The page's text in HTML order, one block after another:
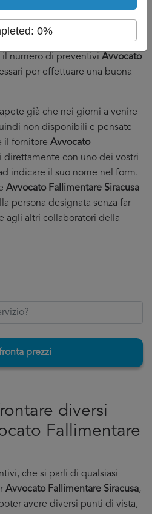
la vostra scelta.
il numero di preventivi Avvocato
per effettuare una buona
già che nei giorni a venire
non disponibili e pensate
il fornitore Avvocato
direttamente con uno dei vostri
indicare il suo nome nel form.
Avvocato Fallimentare Siracusa
persona designata senza far
agli altri collaboratori della
prezzi
diversi
Fallimentare
che si parli di qualsiasi
Avvocato Fallimentare Siracusa,
avere diversi punti di vista,
0%